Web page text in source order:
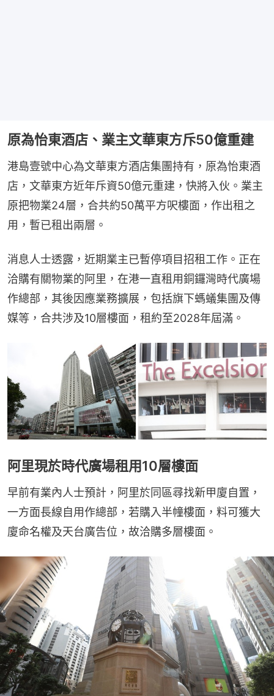
原為怡東酒店、業主文華東方斥50億重建
港島壹號中心為文華東方酒店集團持有，原為怡東酒
店，文華東方近年斥資50億元重建，快將入伙。業主
原把物業24層，合共約50萬平方呎樓面，作出租之
用，暫已租出兩層。
消息人士透露，近期業主已暫停項目招租工作。正在
洽購有關物業的阿里，在港一直租用銅鑼灣時代廣場
作總部，其後因應業務擴展，包括旗下螞蟻集團及傳
媒等，合共涉及10層樓面，租約至2028年屆滿。
阿里現於時代廣場租用10層樓面
早前有業內人士預計，阿里於同區尋找新甲廈自置，
一方面長線自用作總部，若購入半幢樓面，料可獲大
廈命名權及天台廣告位，故洽購多層樓面。